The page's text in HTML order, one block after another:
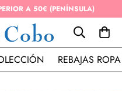
A 50€ (PENÍNSULA)
REBAJAS ROPA